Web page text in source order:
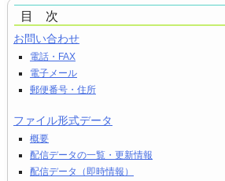
目 次
お問い合わせ
電話・FAX
電子メール
郵便番号・住所
ファイル形式データ
概要
配信データの一覧・更新情報
配信データ（即時情報）